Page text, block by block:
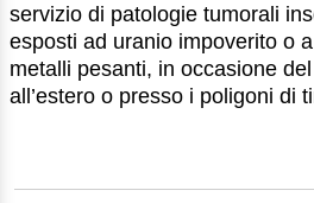
servizio di patologie tumorali
esposti ad uranio impoverito o
metalli pesanti, in occasione
all’estero o presso i poligoni di